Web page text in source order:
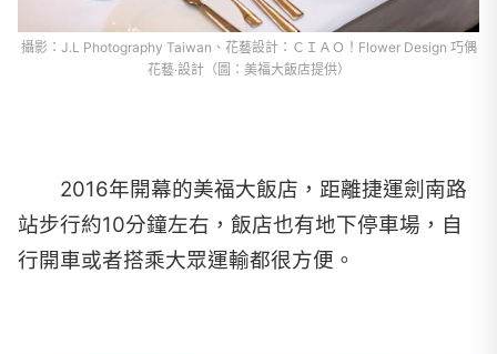
攝影：J.L Photography Taiwan、花藝設計：ＣＩＡＯ！Flower Design 巧偶
花藝‧設計（圖：美福大飯店提供）
2016年開幕的美福大飯店，距離捷運劍南路
站步行約10分鐘左右，飯店也有地下停車場，自
行開車或者搭乘大眾運輸都很方便。